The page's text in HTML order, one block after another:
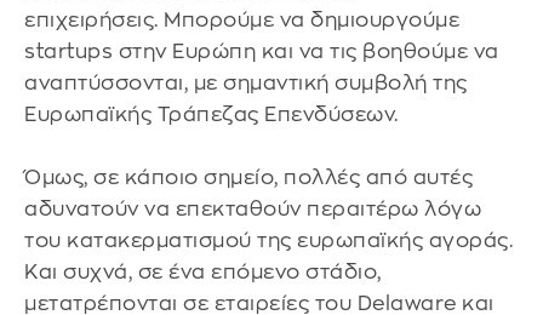
επιχειρήσεις. Μπορούμε να δημιουργούμε
startups στην Ευρώπη και να τις βοηθούμε να
αναπτύσσονται, με σημαντική συμβολή της
Ευρωπαϊκής Τράπεζας Επενδύσεων.
Όμως, σε κάποιο σημείο, πολλές από αυτές
αδυνατούν να επεκταθούν περαιτέρω λόγω
του κατακερματισμού της ευρωπαϊκής αγοράς.
Και συχνά, σε ένα επόμενο στάδιο,
μετατρέπονται σε εταιρείες του Delaware και